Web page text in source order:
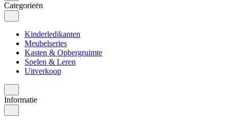
Categorieën
Kinderledikanten
Meubelseries
Kasten & Opbergruimte
Spelen & Leren
Uitverkoop
Informatie